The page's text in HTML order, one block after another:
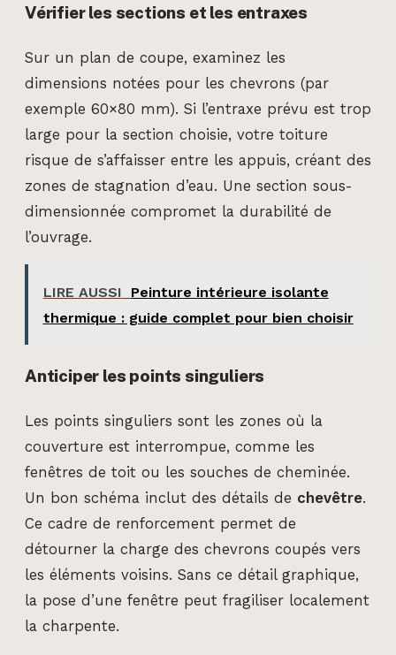
Vérifier les sections et les entraxes
Sur un plan de coupe, examinez les
dimensions notées pour les chevrons (par
exemple 60×80 mm). Si l’entraxe prévu est trop
large pour la section choisie, votre toiture
risque de s’affaisser entre les appuis, créant des
zones de stagnation d’eau. Une section sous-
dimensionnée compromet la durabilité de
l’ouvrage.
LIRE AUSSI
Peinture intérieure isolante
thermique : guide complet pour bien choisir
Anticiper les points singuliers
Les points singuliers sont les zones où la
couverture est interrompue, comme les
fenêtres de toit ou les souches de cheminée.
Un bon schéma inclut des détails de chevêtre.
Ce cadre de renforcement permet de
détourner la charge des chevrons coupés vers
les éléments voisins. Sans ce détail graphique,
la pose d’une fenêtre peut fragiliser localement
la charpente.